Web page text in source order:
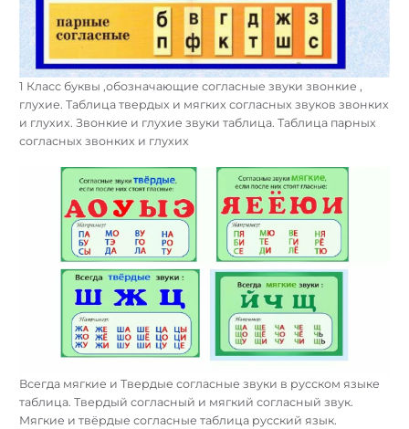
1 Класс буквы ,обозначающие согласные звуки звонкие ,
глухие. Таблица твердых и мягких согласных звуков звонких
и глухих. Звонкие и глухие звуки таблица. Таблица парных
согласных звонких и глухих
Всегда мягкие и Твердые согласные звуки в русском языке
таблица. Твердый согласный и мягкий согласный звук.
Мягкие и твёрдые согласные таблица русский язык.